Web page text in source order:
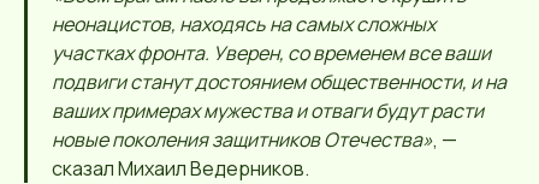
неонацистов, находясь на самых сложных
участках фронта. Уверен, со временем все ваши
подвиги станут достоянием общественности, и на
ваших примерах мужества и отваги будут расти
новые поколения защитников Отечества», —
сказал Михаил Ведерников.